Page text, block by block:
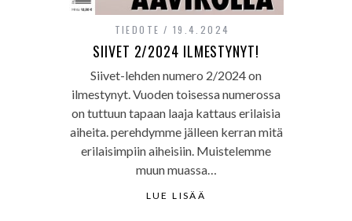
TIEDOTE 19.4.2024
SIIVET 2/2024 ILMESTYNYT!
Siivet-lehden numero 2/2024 on
ilmestynyt. Vuoden toisessa numerossa
on tuttuun tapaan laaja kattaus erilaisia
aiheita. perehdymme jälleen kerran mitä
erilaisimpiin aiheisiin. Muistelemme
muun muassa…
LUE LISÄÄ